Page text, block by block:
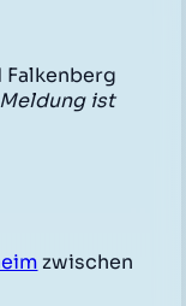
ist
zwischen